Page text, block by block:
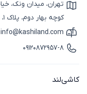
آیکون نقشه
تهران، میدان ونک،
کوچه بهار دوم، پلاک 1، واحد 6 و 7
آیکون ایمیل
info@kashiland.com
آیکون تماس
09120872957-8
کاشی‌لند